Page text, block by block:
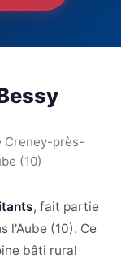
Creney-près-
(10)
, fait partie
l'Aube (10). Ce
bâti rural